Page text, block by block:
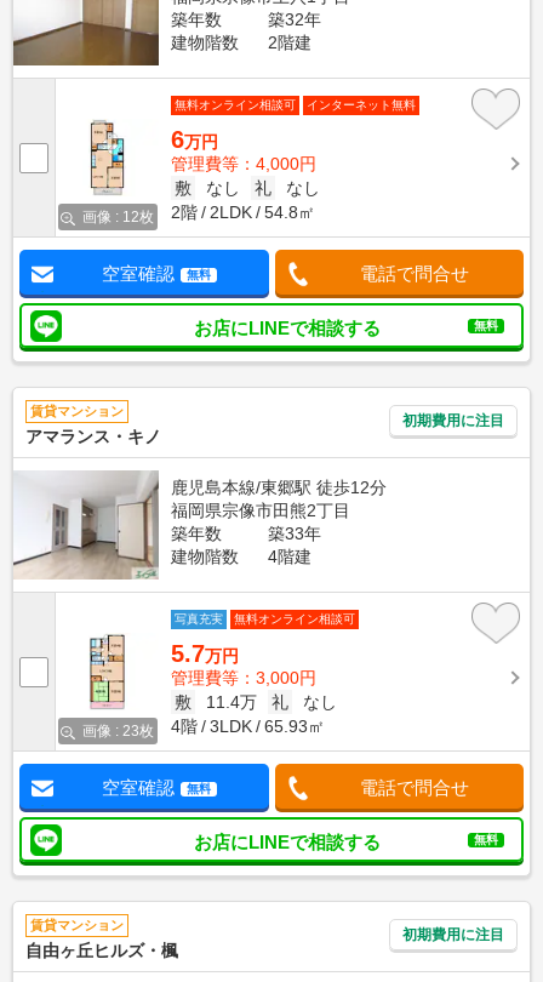
築年数
築32年
建物階数
2階建
画像 : 12枚
無料オンライン相談可 インターネット無料
6万円
管理費等：4,000円
敷
なし 礼
なし
2階
2LDK 54.8㎡
空室確認 無料 電話で問合せ
お店にLINEで相談する 無料
賃貸マンション
アマランス・キノ
初期費用に注目
鹿児島本線/東郷駅 徒歩12分
福岡県宗像市田熊2丁目
築年数
築33年
建物階数
4階建
画像 : 23枚
写真充実 無料オンライン相談可
5.7万円
管理費等：3,000円
敷
11.4万 礼
なし
4階
3LDK 65.93㎡
空室確認 無料 電話で問合せ
お店にLINEで相談する 無料
賃貸マンション
自由ヶ丘ヒルズ・楓
初期費用に注目